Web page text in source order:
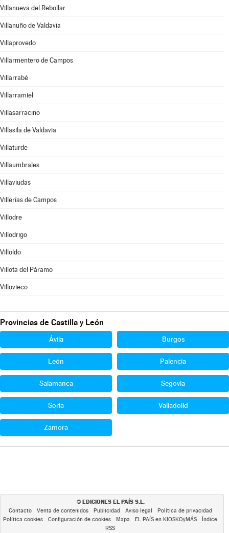
Villanueva del Rebollar
Villanuño de Valdavia
Villaprovedo
Villarmentero de Campos
Villarrabé
Villarramiel
Villasarracino
Villasila de Valdavia
Villaturde
Villaumbrales
Villaviudas
Villerías de Campos
Villodre
Villodrigo
Villoldo
Villota del Páramo
Villovieco
Provincias de Castilla y León
Ávila Burgos
León Palencia
Salamanca Segovia
Soria Valladolid
Zamora
© EDICIONES EL PAÍS S.L.
Contacto Venta de contenidos Publicidad Aviso legal
Política de privacidad
Política cookies
Configuración de cookies Mapa EL PAÍS en KIOSKOyMÁS
Índice
RSS